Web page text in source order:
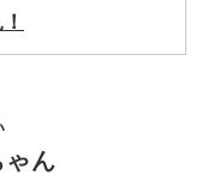
ん